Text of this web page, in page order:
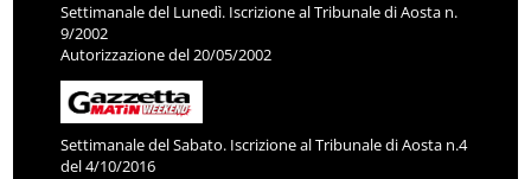
Settimanale del Lunedì. Iscrizione al Tribunale di Aosta n.
9/2002
Autorizzazione del 20/05/2002
Settimanale del Sabato. Iscrizione al Tribunale di Aosta n.4
del 4/10/2016